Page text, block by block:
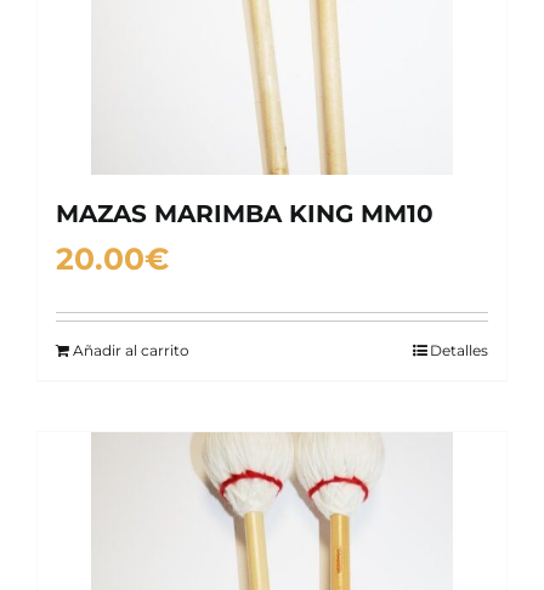
MAZAS MARIMBA KING MM10
20.00€
Añadir al carrito Detalles